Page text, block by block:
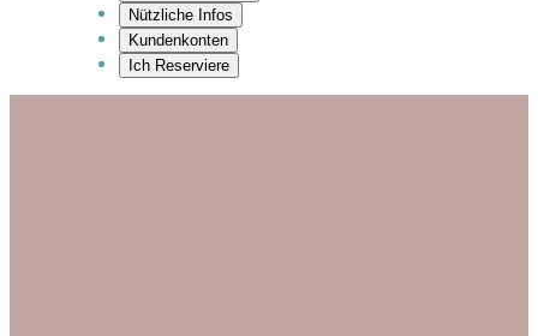
Nützliche Infos
Kundenkonten
Ich Reserviere